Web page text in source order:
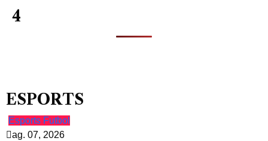
4
ESPORTS
Esports Futbol
ag. 07, 2026